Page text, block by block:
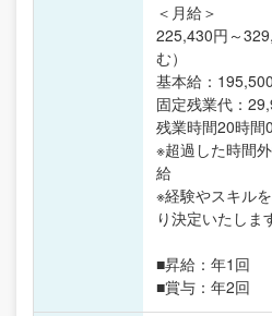
＜月給＞
225,430円～
む）
基本給：
固定残業代：
残業時間20時間0
※超過した時間
給
※経験やスキル
り決定いたしま
■昇給：年1回
■賞与：年2回